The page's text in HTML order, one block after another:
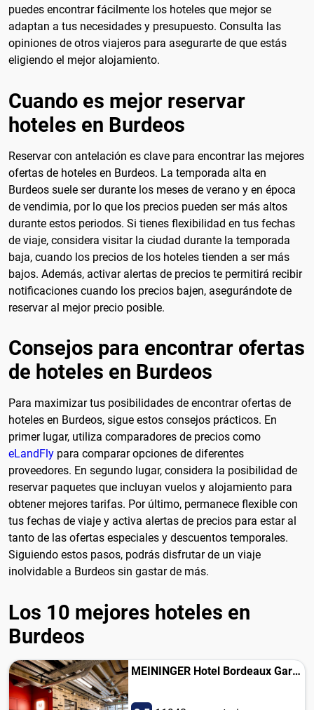
puedes encontrar fácilmente los hoteles que mejor se
adaptan a tus necesidades y presupuesto. Consulta las
opiniones de otros viajeros para asegurarte de que estás
eligiendo el mejor alojamiento.
Cuando es mejor reservar
hoteles en Burdeos
Reservar con antelación es clave para encontrar las mejores
ofertas de hoteles en Burdeos. La temporada alta en
Burdeos suele ser durante los meses de verano y en época
de vendimia, por lo que los precios pueden ser más altos
durante estos periodos. Si tienes flexibilidad en tus fechas
de viaje, considera visitar la ciudad durante la temporada
baja, cuando los precios de los hoteles tienden a ser más
bajos. Además, activar alertas de precios te permitirá recibir
notificaciones cuando los precios bajen, asegurándote de
reservar al mejor precio posible.
Consejos para encontrar ofertas
de hoteles en Burdeos
Para maximizar tus posibilidades de encontrar ofertas de
hoteles en Burdeos, sigue estos consejos prácticos. En
primer lugar, utiliza comparadores de precios como
eLandFly para comparar opciones de diferentes
proveedores. En segundo lugar, considera la posibilidad de
reservar paquetes que incluyan vuelos y alojamiento para
obtener mejores tarifas. Por último, permanece flexible con
tus fechas de viaje y activa alertas de precios para estar al
tanto de las ofertas especiales y descuentos temporales.
Siguiendo estos pasos, podrás disfrutar de un viaje
inolvidable a Burdeos sin gastar de más.
Los 10 mejores hoteles en
Burdeos
MEININGER Hotel Bordeaux Gare Saint-Jean